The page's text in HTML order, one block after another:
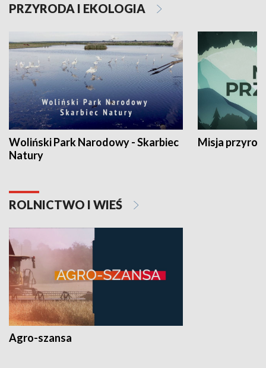
PRZYRODA I EKOLOGIA
Woliński Park Narodowy - Skarbiec
Natury
Misja
ROLNICTWO I WIEŚ
Agro-szansa